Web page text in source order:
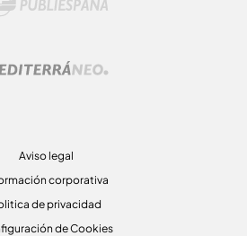
Aviso legal
corporativa
de privacidad
de Cookies